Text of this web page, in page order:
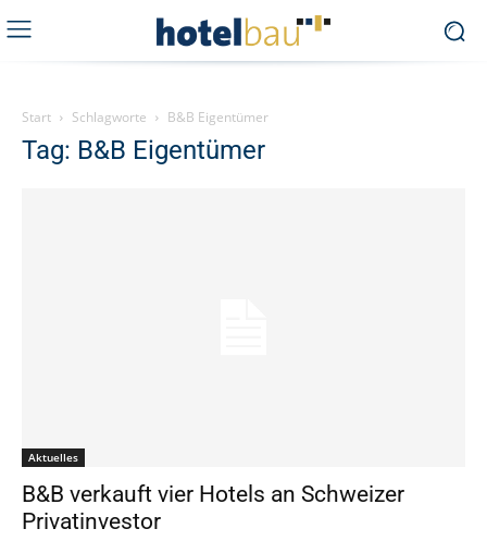
Start Schlagworte B&B Eigentümer
Tag: B&B Eigentümer
Aktuelles
B&B verkauft vier Hotels an Schweizer
Privatinvestor